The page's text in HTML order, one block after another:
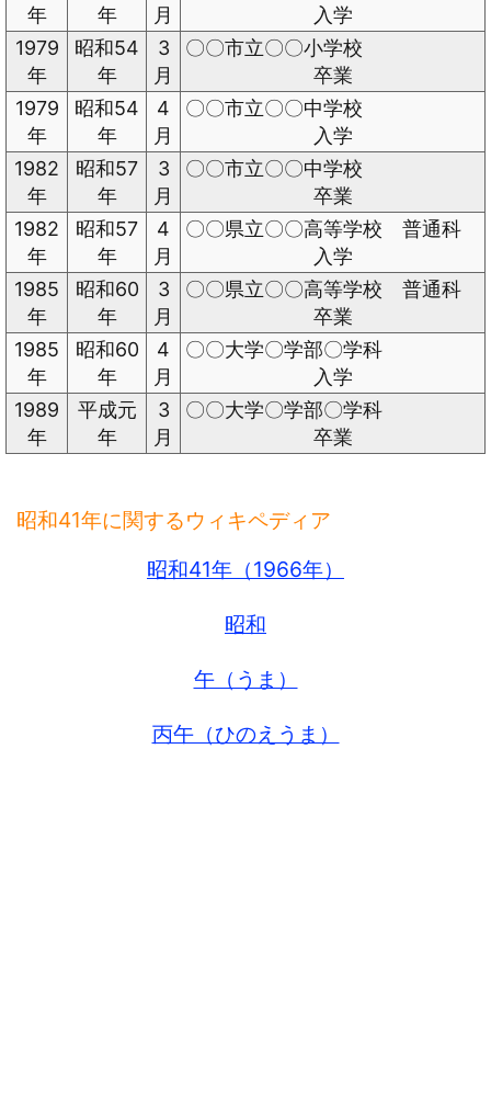
年
年
月
入学
1979
年
昭和54
年
3
月
〇〇市立〇〇小学校
卒業
1979
年
昭和54
年
4
月
〇〇市立〇〇中学校
入学
1982
年
昭和57
年
3
月
〇〇市立〇〇中学校
卒業
1982
年
昭和57
年
4
月
〇〇県立〇〇高等学校 普通科
入学
1985
年
昭和60
年
3
月
〇〇県立〇〇高等学校 普通科
卒業
1985
年
昭和60
年
4
月
〇〇大学〇学部〇学科
入学
1989
年
平成元
年
3
月
〇〇大学〇学部〇学科
卒業
昭和41年に関するウィキペディア
昭和41年（1966年）
昭和
午（うま）
丙午（ひのえうま）